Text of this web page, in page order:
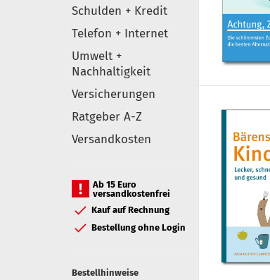
Schulden + Kredit
Telefon + Internet
Umwelt +
Nachhaltigkeit
Versicherungen
Ratgeber A-Z
Versandkosten
Ab 15 Euro
versandkostenfrei
Kauf auf Rechnung
Bestellung ohne Login
Bestellhinweise